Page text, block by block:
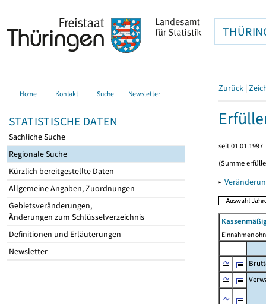
Home Kontakt Suche Newsletter
STATISTISCHE DATEN
Sachliche Suche
Regionale Suche
Kürzlich bereitgestellte Daten
Allgemeine Angaben, Zuordnungen
Gebietsveränderungen,
Änderungen zum Schlüsselverzeichnis
Definitionen und Erläuterungen
Newsletter
Zurück |
seit 01.01.1997
(Summe
▸
Einnahmen